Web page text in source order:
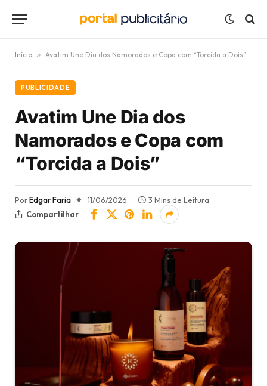
Início » Avatim Une Dia dos Namorados e Copa com “Torcida a Dois”
PUBLICIDADE
Avatim Une Dia dos
Namorados e Copa com
“Torcida a Dois”
PorEdgar Faria 11/06/2026
3 Mins de Leitura
Compartilhar